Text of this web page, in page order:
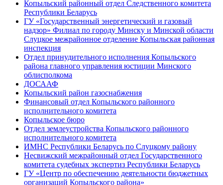
Копыльский районный отдел Следственного комитета
Республики Беларусь
ГУ «Государственный энергетический и газовый
надзор» Филиал по городу Минску и Минской области
Слуцкое межрайонное отделение Копыльская районная
инспекция
Отдел принудительного исполнения Копыльского
района главного управления юстиции Минского
облисполкома
ДОСААФ
Копыльский район газоснабжения
Финансовый отдел Копыльского районного
исполнительного комитета
Копыльское бюро
Отдел землеустройства Копыльского районного
исполнительного комитета
ИМНС Республики Беларусь по Слуцкому району
Несвижский межрайонный отдел Государственного
комитета судебных экспертиз Республики Беларусь
ГУ «Центр по обеспечению деятельности бюджетных
организаций Копыльского района»